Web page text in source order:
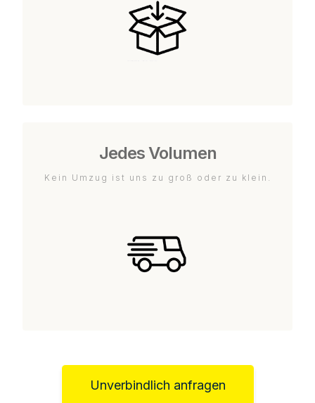
Jedes Volumen
Kein Umzug ist uns zu groß oder zu klein.
Unverbindlich anfragen